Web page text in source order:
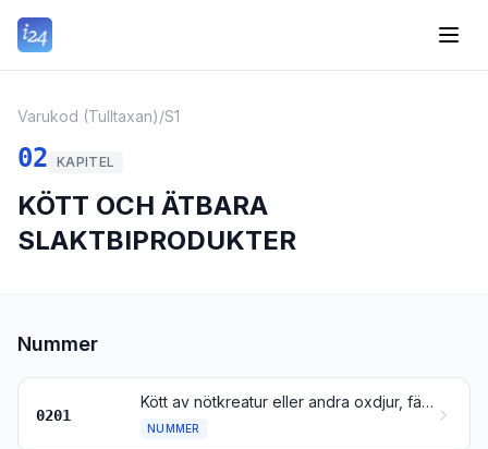
Varukod (Tulltaxan)/S1
02 KAPITEL
KÖTT OCH ÄTBARA
SLAKTBIPRODUKTER
Nummer
0201
Kött av nötkreatur eller andra oxdjur, färskt eller kylt
NUMMER